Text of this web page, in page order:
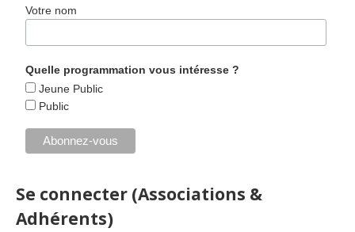
Votre nom
Quelle programmation vous intéresse ?
Jeune Public
Public
Se connecter (Associations &
Adhérents)